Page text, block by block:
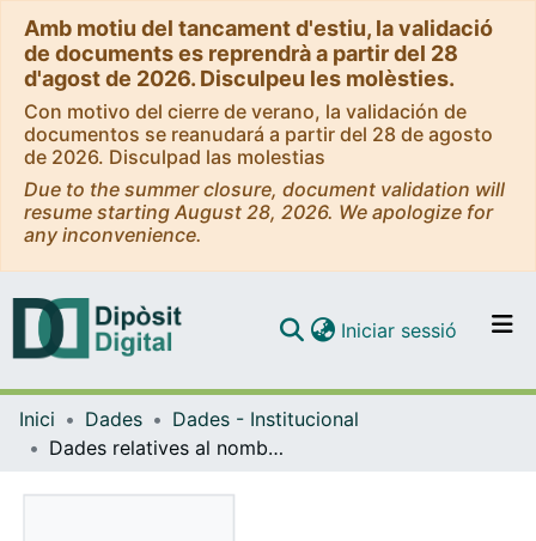
Amb motiu del tancament d'estiu, la validació
de documents es reprendrà a partir del 28
d'agost de 2026. Disculpeu les molèsties.
Con motivo del cierre de verano, la validación de
documentos se reanudará a partir del 28 de agosto
de 2026. Disculpad las molestias
Due to the summer closure, document validation will
resume starting August 28, 2026. We apologize for
any inconvenience.
Navega per tot el DD
Iniciar sessió (current)
Inici Dades
Dades - Institucional
Dades relatives al nombre de visites a les bases de dades 2010